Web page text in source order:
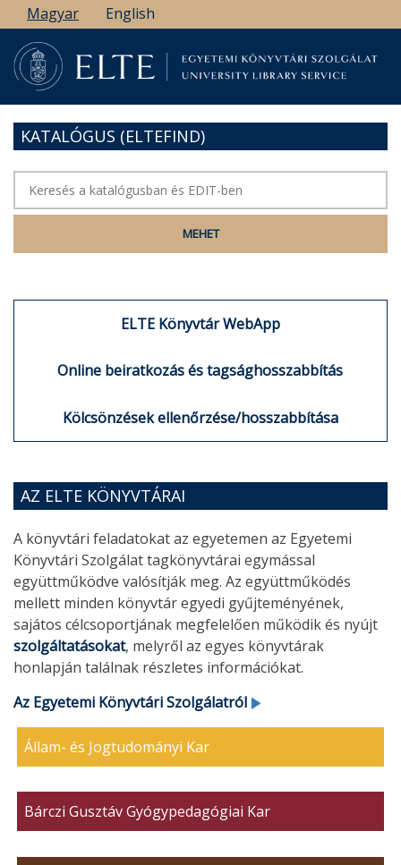
Ugrás
a
tartalomra
Magyar English
KATALÓGUS (ELTEFIND)
ELTE Könyvtár WebApp
Online beiratkozás és tagsághosszabbítás
Kölcsönzések ellenőrzése/hosszabbítása
AZ ELTE KÖNYVTÁRAI
A könyvtári feladatokat az egyetemen az Egyetemi
Könyvtári Szolgálat tagkönyvtárai egymással
együttműködve valósítják meg. Az együttműködés
mellett minden könyvtár egyedi gyűjteményének,
sajátos célcsoportjának megfelelően működik és nyújt
szolgáltatásokat, melyről az egyes könyvtárak
honlapján találnak részletes információkat.
Az Egyetemi Könyvtári Szolgálatról
Állam- és Jogtudományi Kar
Bárczi Gusztáv Gyógypedagógiai Kar